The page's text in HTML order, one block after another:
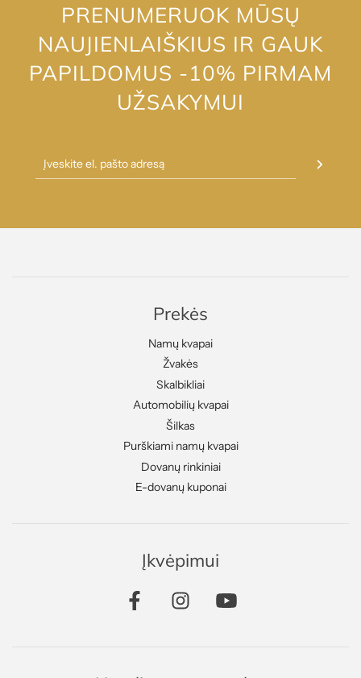
PRENUMERUOK MŪSŲ
NAUJIENLAIŠKIUS IR GAUK
PAPILDOMUS -10% PIRMAM
UŽSAKYMUI
Prekės
Namų kvapai
Žvakės
Skalbikliai
Automobilių kvapai
Šilkas
Purškiami namų kvapai
Dovanų rinkiniai
E-dovanų kuponai
Įkvėpimui